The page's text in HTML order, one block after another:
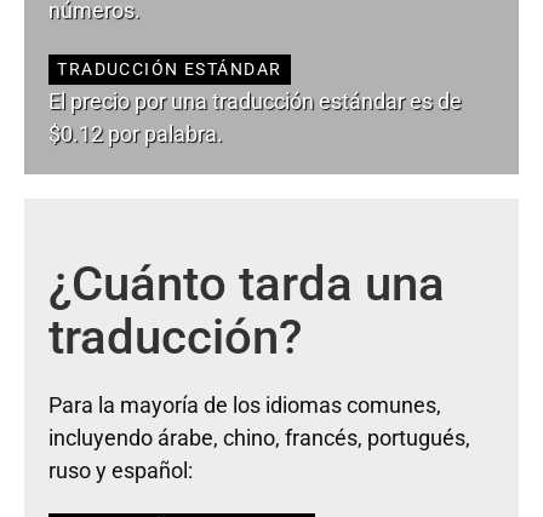
números.
TRADUCCIÓN ESTÁNDAR
El precio por una traducción estándar es de
$0.12 por palabra.
¿Cuánto tarda una
traducción?
Para la mayoría de los idiomas comunes,
incluyendo árabe, chino, francés, portugués,
ruso y español: